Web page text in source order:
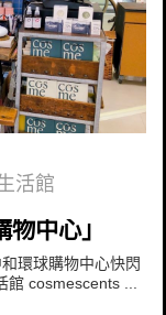
活館
中心」
環球購物中心快閃
cosmescents ...